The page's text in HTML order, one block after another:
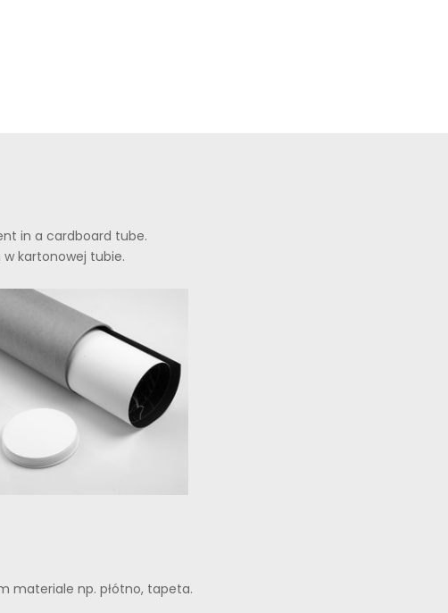
in a cardboard tube.
kartonowej tubie.
materiale np. płótno, tapeta.